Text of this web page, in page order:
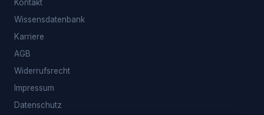
Kontakt
Wissensdatenbank
Karriere
AGB
Widerrufsrecht
Impressum
Datenschutz